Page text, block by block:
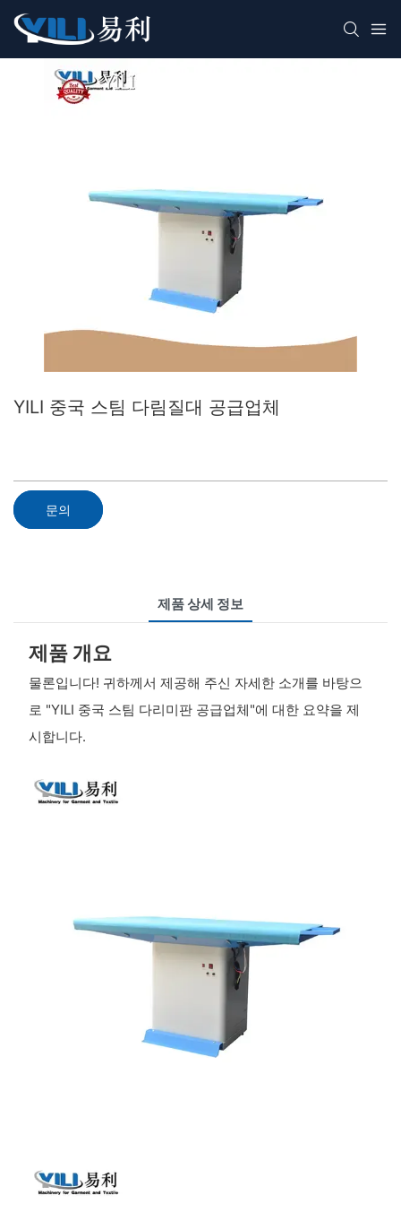
YILI 중국 스팀 다림질대 공급업체
문의
제품 상세 정보
제품 개요
물론입니다! 귀하께서 제공해 주신 자세한 소개를 바탕으
로 "YILI 중국 스팀 다리미판 공급업체"에 대한 요약을 제
시합니다.